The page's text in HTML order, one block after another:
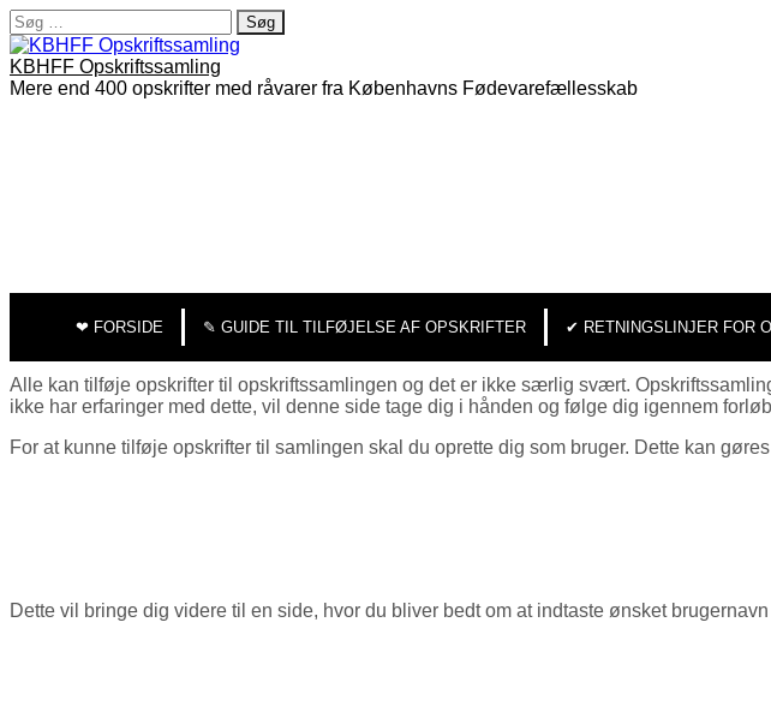
Søg
efter:
KBHFF Opskriftssamling
Mere end 400 opskrifter med råvarer fra Københavns Fødevarefællesskab
CONTENT
❤︎ FORSIDE ✎ GUIDE TIL TILFØJELSE AF OPSKRIFTER ✔︎ RETNINGSLINJER FOR
Alle kan tilføje opskrifter til opskriftssamlingen og det er ikke særlig svært.
ikke har erfaringer med dette, vil denne side tage dig i hånden og følge dig igennem
For at kunne tilføje opskrifter til samlingen skal du oprette dig som bruger. Dette kan
Dette vil bringe dig videre til en side, hvor du bliver bedt om at indtaste ønsket